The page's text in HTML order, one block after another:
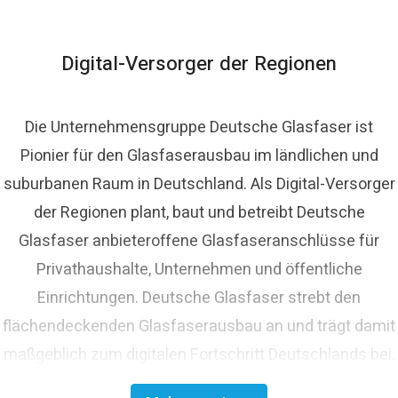
Digital-Versorger der Regionen
Die Unternehmensgruppe Deutsche Glasfaser ist
Pionier für den Glasfaserausbau im ländlichen und
suburbanen Raum in Deutschland. Als Digital-Versorger
der Regionen plant, baut und betreibt Deutsche
Glasfaser anbieteroffene Glasfaseranschlüsse für
Privathaushalte, Unternehmen und öffentliche
Einrichtungen. Deutsche Glasfaser strebt den
flächendeckenden Glasfaserausbau an und trägt damit
maßgeblich zum digitalen Fortschritt Deutschlands bei.
Mit innovativen Planungs- und Bauverfahren ist